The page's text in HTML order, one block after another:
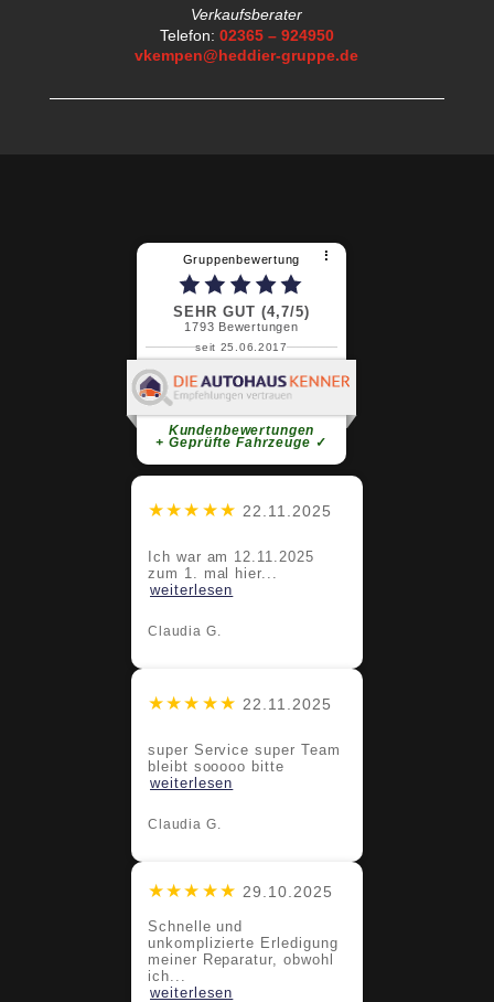
Verkaufsberater
Telefon: 02365 – 924950
vkempen@heddier-gruppe.de
Gruppenbewertung ⠇
SEHR GUT (4,7/5)
1793 Bewertungen
seit 25.06.2017
Kundenbewertungen
+ Geprüfte Fahrzeuge ✓
Claudia G.
super Service super Team bleibt
★★★★★ 22.11.2025
Ich war am 12.11.2025
zum 1. mal hier...
weiterlesen
Claudia G.
★★★★★ 22.11.2025
super Service super Team
bleibt sooooo bitte
weiterlesen
Claudia G.
★★★★★ 29.10.2025
Schnelle und
unkomplizierte Erledigung
meiner Reparatur, obwohl
ich...
weiterlesen